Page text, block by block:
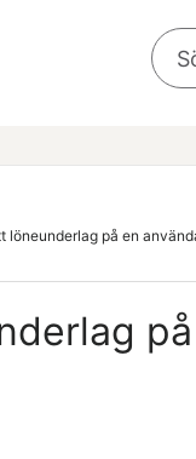
löneunderlag på en